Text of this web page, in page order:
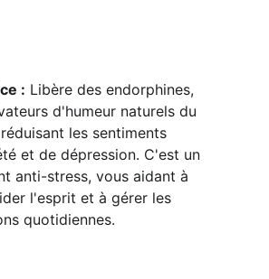
: Libère des endorphines,
d'humeur naturels du
les sentiments
et de dépression. C'est un
anti-stress, vous aidant à
l'esprit et à gérer les
quotidiennes.